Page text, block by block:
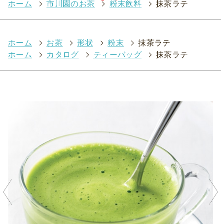
ホーム > 市川園のお茶 > 粉末飲料 > 抹茶ラテ
ホーム > お茶 > 形状 > 粉末 > 抹茶ラテ
ホーム
> カタログ > ティーバッグ > 抹茶ラテ